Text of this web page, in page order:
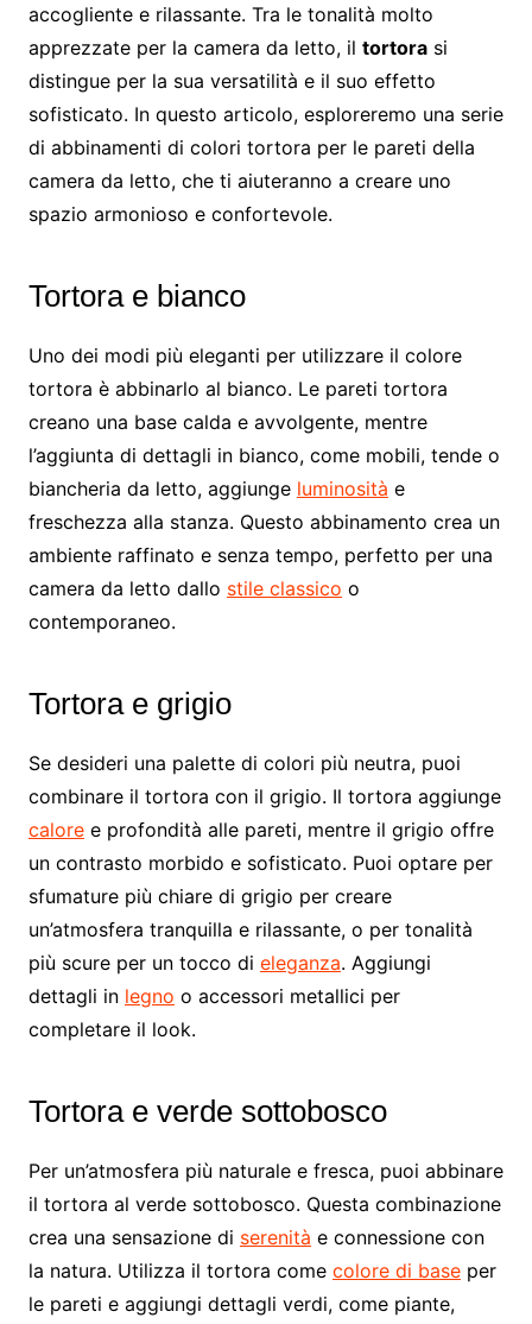
accogliente e rilassante. Tra le tonalità molto
apprezzate per la camera da letto, il tortorasi
distingue per la sua versatilità e il suo effetto
sofisticato. In questo articolo, esploreremo una serie
di abbinamenti di colori tortora per le pareti della
camera da letto, che ti aiuteranno a creare uno
spazio armonioso e confortevole.
Tortora e bianco
Uno dei modi più eleganti per utilizzare il colore
tortora è abbinarlo al bianco. Le pareti tortora
creano una base calda e avvolgente, mentre
l’aggiunta di dettagli in bianco, come mobili, tende o
biancheria da letto, aggiunge luminosità e
freschezza alla stanza. Questo abbinamento crea un
ambiente raffinato e senza tempo, perfetto per una
camera da letto dallo stile classico o
contemporaneo.
Tortora e grigio
Se desideri una palette di colori più neutra, puoi
combinare il tortora con il grigio. Il tortora aggiunge
caloree profondità alle pareti, mentre il grigio offre
un contrasto morbido e sofisticato. Puoi optare per
sfumature più chiare di grigio per creare
un’atmosfera tranquilla e rilassante, o per tonalità
più scure per un tocco di eleganza. Aggiungi
dettagli in legno o accessori metallici per
completare il look.
Tortora e verde sottobosco
Per un’atmosfera più naturale e fresca, puoi abbinare
il tortora al verde sottobosco. Questa combinazione
crea una sensazione di serenità e connessione con
la natura. Utilizza il tortora come colore di baseper
le pareti e aggiungi dettagli verdi, come piante,